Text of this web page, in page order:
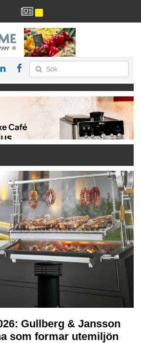
Gullberg & Jansson
som formar utemiljön